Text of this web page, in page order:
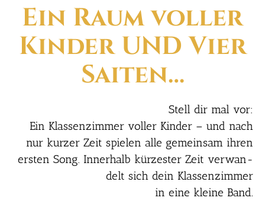
Ein Raum vol­ler
Kin­der UND Vier
Sai­ten…
Stell dir mal vor:
Ein Klas­sen­zim­mer vol­ler Kin­der – und nach
nur kur­zer Zeit spie­len alle gemein­sam ihren
ers­ten Song. Inner­halb kür­zes­ter Zeit ver­wan­
delt sich dein Klas­sen­zim­mer
in eine klei­ne Band.